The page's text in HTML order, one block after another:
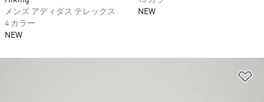
メンズ アディダス テレックス
4 カラー
NEW
NEW